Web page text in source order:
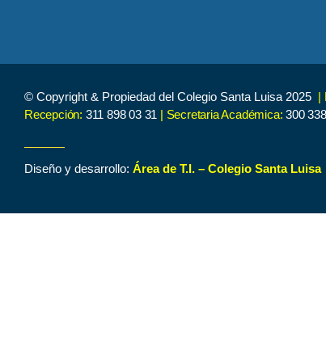
© Copyright & Propiedad del Colegio Santa Luisa 2025 |
Recepción: 311 898 03 31 | Secretaria Académica:300
Diseño y desarrollo: Área de T.I. – Colegio Santa Luisa